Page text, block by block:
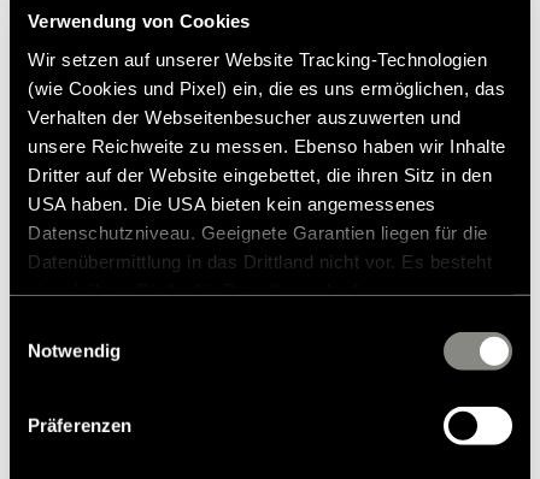
Verwendung von Cookies
Wir setzen auf unserer Website Tracking-Technologien
(wie Cookies und Pixel) ein, die es uns ermöglichen, das
Verhalten der Webseitenbesucher auszuwerten und
unsere Reichweite zu messen. Ebenso haben wir Inhalte
Dritter auf der Website eingebettet, die ihren Sitz in den
USA haben. Die USA bieten kein angemessenes
Datenschutzniveau. Geeignete Garantien liegen für die
Datenübermittlung in das Drittland nicht vor. Es besteht
zustehen. Eingesetzte Dienstleister können Daten für
zusammenführen. Weitere Informationen finden Sie in
unsererDatenschutzerklärung
. Akzeptieren Sie oder
Notwendig
Präferenzen
Housse 2007-2012 graphite Aguti Gis-
Liner